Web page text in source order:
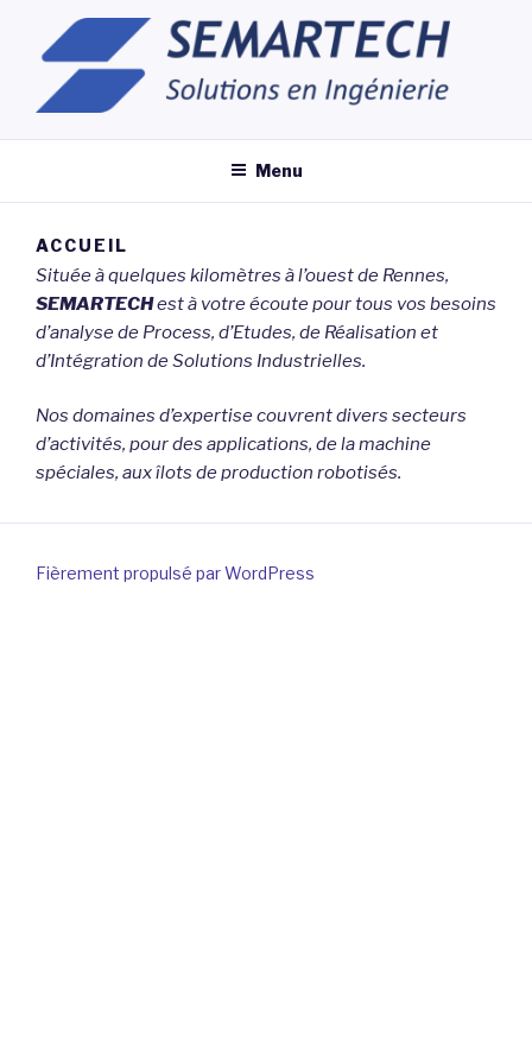
principal
Menu
ACCUEIL
Située à quelques kilomètres à l’ouest de Rennes,
SEMARTECHest à votre écoute pour tous vos besoins
d’analyse de Process, d’Etudes, de Réalisation et
d’Intégration de Solutions Industrielles.
Nos domaines d’expertise couvrent divers secteurs
d’activités, pour des applications, de la machine
spéciales, aux îlots de production robotisés.
Fièrement propulsé par WordPress